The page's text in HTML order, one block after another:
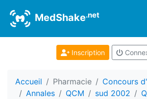
MedShake.net
Inscription
Accueil Pharmacie
Concours
Annales
QCM sud 2002